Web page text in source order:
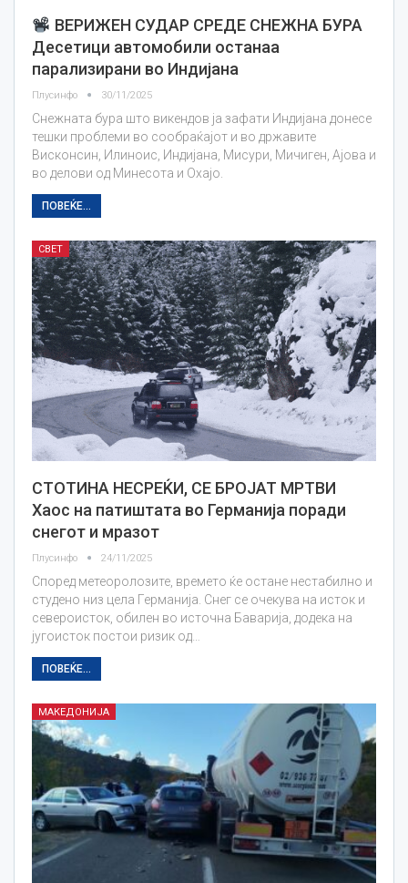
ВЕРИЖЕН СУДАР СРЕДЕ СНЕЖНА БУРА
Десетици автомобили останаа
парализирани во Индијана
Плусинфо 30/11/2025
Снежната бура што викендов ја зафати Индијана донесе
тешки проблеми во сообраќајот и во државите
Висконсин, Илиноис, Индијана, Мисури, Мичиген, Ајова и
во делови од Минесота и Охајо.
ПОВЕЌЕ...
СВЕТ
СТОТИНА НЕСРЕЌИ, СЕ БРОЈАТ МРТВИ
Хаос на патиштата во Германија поради
снегот и мразот
Плусинфо 24/11/2025
Според метеоролозите, времето ќе остане нестабилно и
студено низ цела Германија. Снег се очекува на исток и
североисток, обилен во источна Баварија, додека на
југоисток постои ризик од…
ПОВЕЌЕ...
МАКЕДОНИЈА